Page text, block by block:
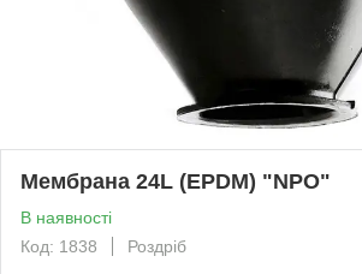
Мембрана 24L (EPDM) "NPO"
В наявності
Код: 1838
Роздріб